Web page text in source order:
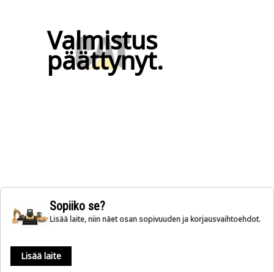
Valmistus
päättynyt.
Sopiiko se?
Lisää laite, niin näet osan sopivuuden ja korjausvaihtoehdot.
Lisää laite